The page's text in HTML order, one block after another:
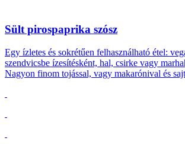
Sült pirospaprika szósz
Egy ízletes és sokrétűen felhasználható étel:
szendvicsbe ízesítésként, hal, csirke vagy
Nagyon finom tojással, vagy makarónival és